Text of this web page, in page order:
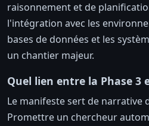
raisonnement et de
l'intégration avec les
bases de données et les
un chantier majeur.
Quel lien entre la Phase 3
Le manifeste sert de narrative
Promettre un chercheur